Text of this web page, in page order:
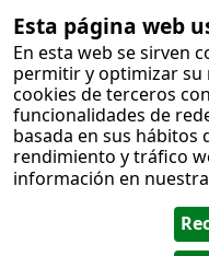
Esta página web
En esta web se sirven
permitir y optimizar su
cookies de terceros
funcionalidades de
basada en sus hábitos
rendimiento y tráfico
información en nuestra